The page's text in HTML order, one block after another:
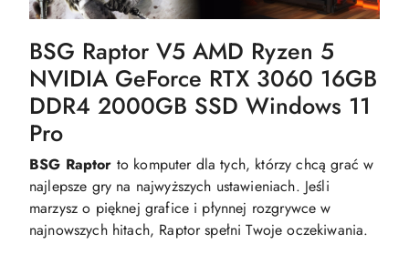
BSG Raptor V5 AMD Ryzen 5
NVIDIA GeForce RTX 3060 16GB
DDR4 2000GB SSD Windows 11
Pro
BSG Raptor to komputer dla tych, którzy chcą grać w
najlepsze gry na najwyższych ustawieniach. Jeśli
marzysz o pięknej grafice i płynnej rozgrywce w
najnowszych hitach, Raptor spełni Twoje oczekiwania.